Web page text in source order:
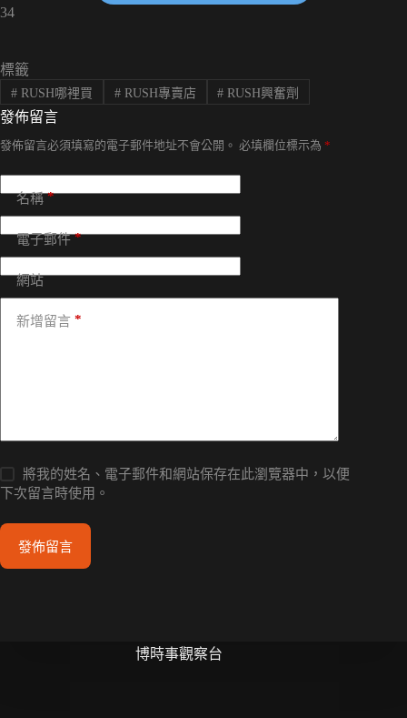
34
標籤
#RUSH哪裡買 #RUSH專賣店 # RUSH興奮劑
發佈留言
發佈留言必須填寫的電子郵件地址不會公開。 必填欄位標示為 *
名稱*
電子郵件*
網站
新增留言 *
將我的姓名、電子郵件和網站保存在此瀏覽器中，以便
下次留言時使用。
發佈留言
博時事觀察台